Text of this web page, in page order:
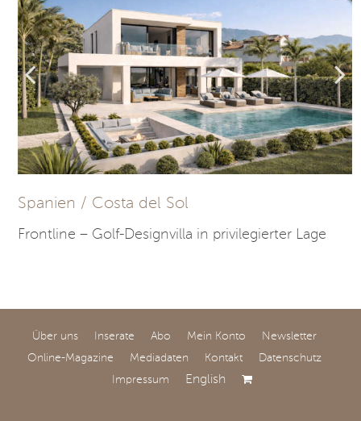
Spanien / Costa del Sol
Frontline – Golf-Designvilla in privilegierter Lage
Über uns Inserate Abo Mein Konto
Newsletter
Online-Magazine
Mediadaten Kontakt
Datenschutz
Impressum
English